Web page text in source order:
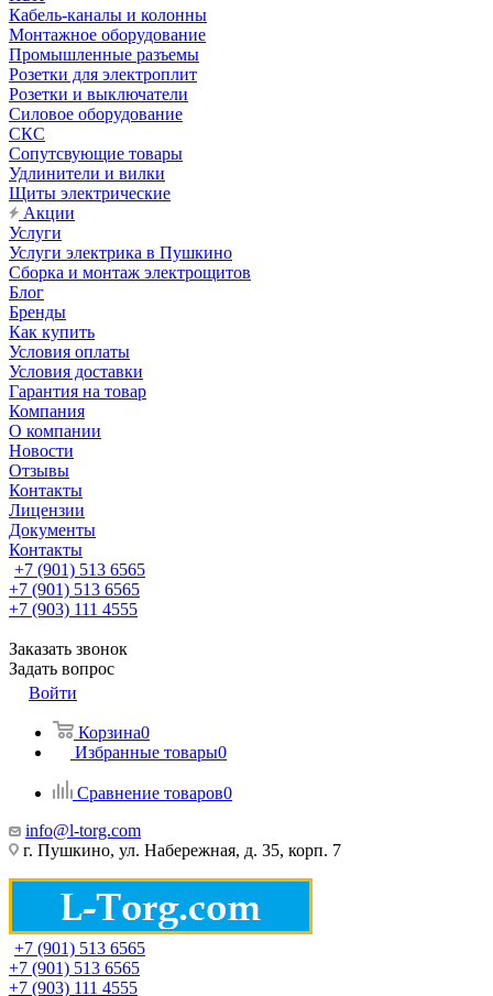
Кабель-каналы и колонны
Монтажное оборудование
Промышленные разъемы
Розетки для электроплит
Розетки и выключатели
Силовое оборудование
СКС
Сопутсвующие товары
Удлинители и вилки
Щиты электрические
Акции
Услуги
Услуги электрика в Пушкино
Сборка и монтаж электрощитов
Блог
Бренды
Как купить
Условия оплаты
Условия доставки
Гарантия на товар
Компания
О компании
Новости
Отзывы
Контакты
Лицензии
Документы
Контакты
+7 (901) 513 6565
+7 (901) 513 6565
+7 (903) 111 4555
Заказать звонок
Задать вопрос
Войти
Корзина0
Избранные товары0
Сравнение товаров0
info@l-torg.com
г. Пушкино, ул. Набережная, д. 35, корп. 7
+7 (901) 513 6565
+7 (901) 513 6565
+7 (903) 111 4555